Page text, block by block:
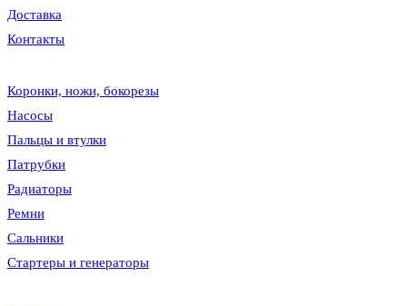
Доставка
Контакты
Коронки, ножи, бокорезы
Насосы
Пальцы и втулки
Патрубки
Радиаторы
Ремни
Сальники
Стартеры и генераторы